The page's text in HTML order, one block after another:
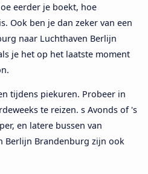
eerder je boekt, hoe
Ook ben je dan zeker van een
naar Luchthaven Berlijn
je het op het laatste moment
tijdens piekuren. Probeer in
te reizen. s Avonds of 's
en latere bussen van
Berlijn Brandenburg zijn ook